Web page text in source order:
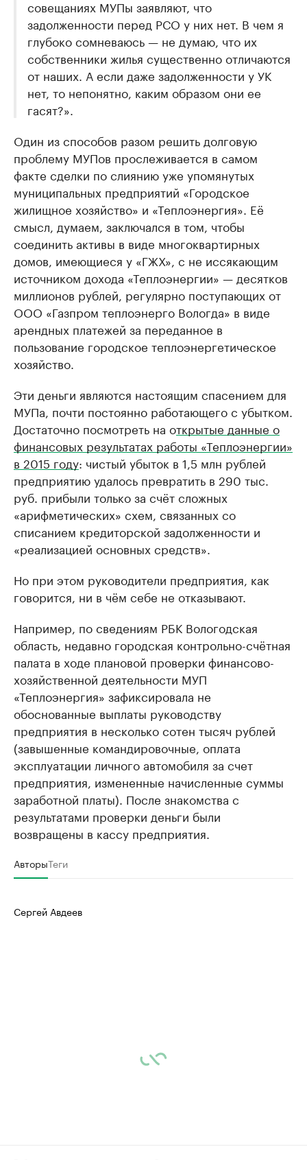
совещаниях МУПы заявляют, что
задолженности перед РСО у них нет. В чем я
глубоко сомневаюсь — не думаю, что их
собственники жилья существенно отличаются
от наших. А если даже задолженности у УК
нет, то непонятно, каким образом они ее
гасят?».
Один из способов разом решить долговую
проблему МУПов прослеживается в самом
факте сделки по слиянию уже упомянутых
муниципальных предприятий «Городское
жилищное хозяйство» и «Теплоэнергия». Её
смысл, думаем, заключался в том, чтобы
соединить активы в виде многоквартирных
домов, имеющиеся у «ГЖХ», с не иссякающим
источником дохода «Теплоэнергии» — десятков
миллионов рублей, регулярно поступающих от
ООО «Газпром теплоэнерго Вологда» в виде
арендных платежей за переданное в
пользование городское теплоэнергетическое
хозяйство.
Эти деньги являются настоящим спасением для
МУПа, почти постоянно работающего с убытком.
Достаточно посмотреть на открытые данные о
финансовых результатах работы «Теплоэнергии»
в 2015 году: чистый убыток в 1,5 млн рублей
предприятию удалось превратить в 290 тыс.
руб. прибыли только за счёт сложных
«арифметических» схем, связанных со
списанием кредиторской задолженности и
«реализацией основных средств».
Но при этом руководители предприятия, как
говорится, ни в чём себе не отказывают.
Например, по сведениям РБК Вологодская
область, недавно городская контрольно-счётная
палата в ходе плановой проверки финансово-
хозяйственной деятельности МУП
«Теплоэнергия» зафиксировала не
обоснованные выплаты руководству
предприятия в несколько сотен тысяч рублей
(завышенные командировочные, оплата
эксплуатации личного автомобиля за счет
предприятия, измененные начисленные суммы
заработной платы). После знакомства с
результатами проверки деньги были
возвращены в кассу предприятия.
АвторыТеги
Сергей Авдеев